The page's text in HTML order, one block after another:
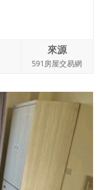
來源
591房屋交易網